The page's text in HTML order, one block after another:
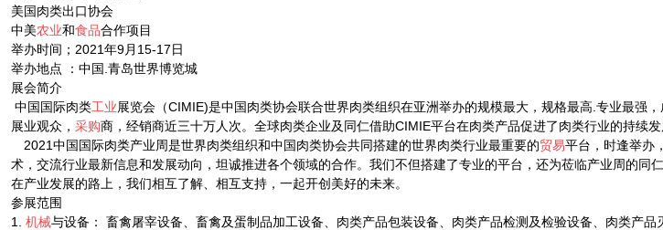
美国肉类出口协会
中美农业和食品合作项目
举办时间；2021年9月15-17日
举办地点 ：中国.青岛世界博览城
展会简介
中国国际肉类工业展览会（CIMIE)是中国肉类协会联合世界肉类组织在亚洲举办的规模最大，规格最高.专业最强
展业观众， 采购商，经销商近三十万人次。全球肉类企业及同仁借助CIMIE平台在肉类产品促进了肉类行业的持续
2021中国国际肉类产业周是世界肉类组织和中国肉类协会共同搭建的世界肉类行业最重要的贸易平台，时逢举办
术，交流行业最新信息和发展动向，坦诚推进各个领域的合作。我们不但搭建了专业的平台，还为莅临产业周的
在产业发展的路上，我们相互了解、相互支持，一起开创美好的未来。
参展范围
1. 机械与设备： 畜禽屠宰设备、畜禽及蛋制品加工设备、肉类产品包装设备、肉类产品检测及检验设备、肉类产品